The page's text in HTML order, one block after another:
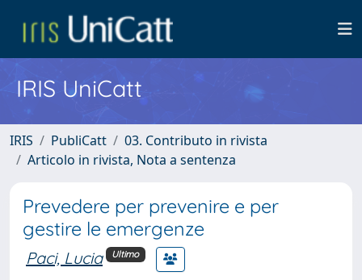
IRIS UniCatt
IRIS PubliCatt
03. Contributo in rivista
Articolo in rivista, Nota a sentenza
Prevedere per prevenire e per
gestire le emergenze
Paci, Lucia Ultimo